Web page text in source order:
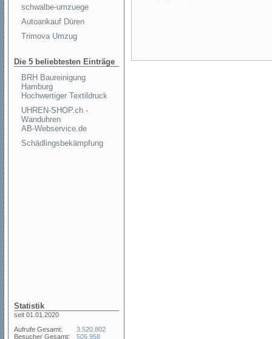
schwalbe-umzuege
Autoankauf Düren
Trimova Umzug
Die 5 beliebtesten Einträge
BRH Baureinigung
Hamburg
Hochwertiger Textildruck
UHREN-SHOP.ch -
Wanduhren
AB-Webservice.de
Schädlingsbekämpfung
Statistik
seit 01.01.2020
Aufrufe Gesamt:
Besucher Gesamt:
3.520.802
505.958